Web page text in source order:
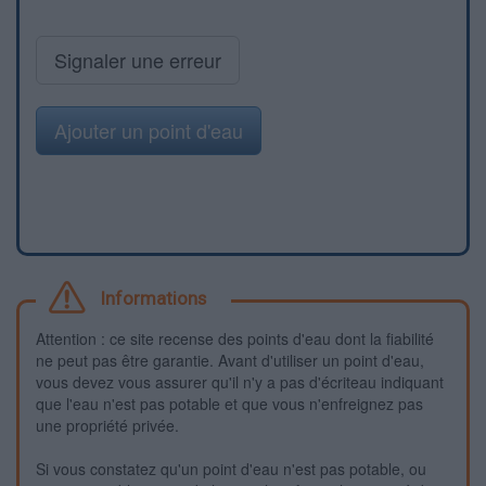
Signaler une erreur
Ajouter un point d'eau
Informations
Attention : ce site recense des points d'eau dont la fiabilité
ne peut pas être garantie. Avant d'utiliser un point d'eau,
vous devez vous assurer qu'il n'y a pas d'écriteau indiquant
que l'eau n'est pas potable et que vous n'enfreignez pas
une propriété privée.
Si vous constatez qu'un point d'eau n'est pas potable, ou